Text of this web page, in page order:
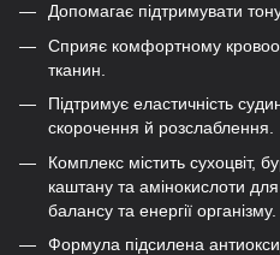
Допомагає підтримувати
Сприяє комфортному
тканин.
Підтримує еластичність
скорочення й розслаблення.
Комплекс містить сухоцвіт,
каштану та амінокислоти
балансу та енергії організму.
Формула підсилена